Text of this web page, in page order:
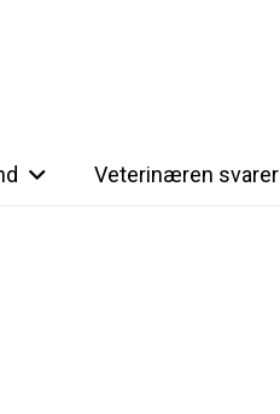
Veterinæren svarer